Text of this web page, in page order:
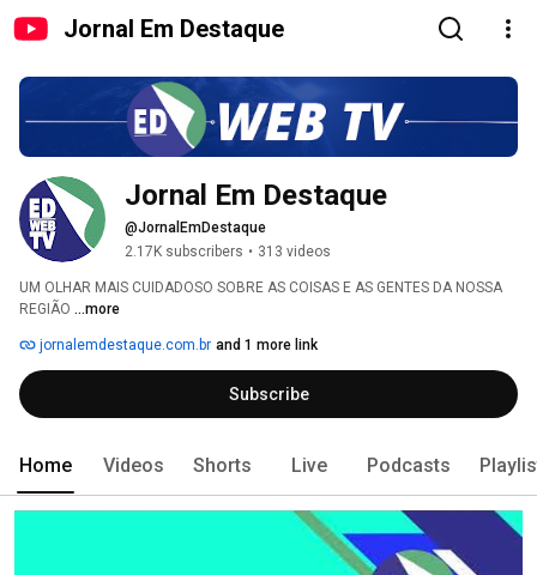
Jornal Em Destaque
Jornal Em Destaque
@JornalEmDestaque
2.17K subscribers • 313 videos
UM OLHAR MAIS CUIDADOSO SOBRE AS COISAS E AS GENTES DA NOSSA
REGIÃO ...more
jornalemdestaque.com.br and 1 more link
Subscribe
Home Videos Shorts Live Podcasts